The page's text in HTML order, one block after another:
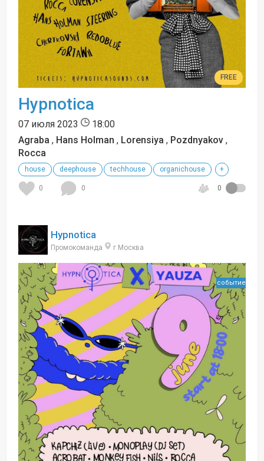
FREE
Hypnotica
07 июля 2023
18:00
Agraba , Hans Holman , Lorensiya , Pozdnyakov ,
Rocca
house deephouse techhouse organichouse +
0 0 0
Hypnotica
Промокоманда г Москва
событие